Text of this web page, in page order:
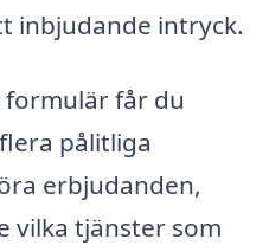
inbjudande intryck.
får du
pålitliga
erbjudanden,
vilka tjänster som